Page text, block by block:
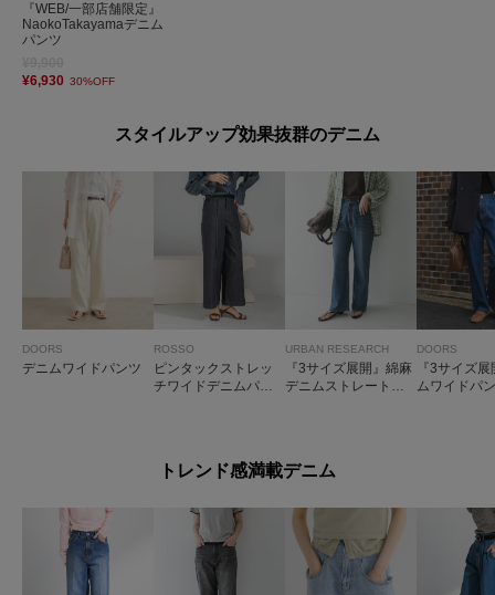
『WEB/一部店舗限定』
NaokoTakayamaデニム
パンツ
¥6,930 30%OFF
スタイルアップ効果抜群のデニム
DOORS
デニムワイドパンツ
ROSSO
ピンタックストレッ
チワイドデニムパン
URBAN RESEARCH
『3サイズ展開』綿麻
デニムストレートパ
DOORS
『3サイズ
ムワイドパ
トレンド感満載デニム